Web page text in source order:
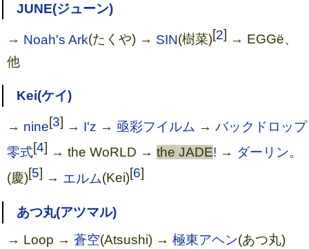
JUNE(ジューン)
→ Noah's Ark(たくや) → SIN(樹菜)[2] → EGGё、
他
Kei(ケイ)
→ nine[3] → I'z → 亟彩フイルム →バックドロップ
零式[4] → the WoRLD →the JADE! → ダーリン。
(慶)[5] → エルム(Kei)[6]
あつ丸(アツマル)
→ Loop →蒼空(Atsushi) →極東アヘン(あつ丸)